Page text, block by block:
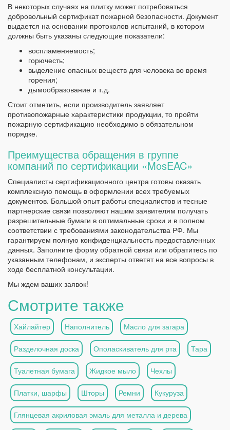
В некоторых случаях на плитку может потребоваться
добровольный сертификат пожарной безопасности. Документ
выдается на основании протоколов испытаний, в котором
должны быть указаны следующие показатели:
воспламеняемость;
горючесть;
выделение опасных веществ для человека во время
горения;
дымообразование и т.д.
Стоит отметить, если производитель заявляет
противопожарные характеристики продукции, то пройти
пожарную сертификацию необходимо в обязательном
порядке.
Преимущества обращения в группе
компаний по сертификации «MosEAC»
Специалисты сертификационного центра готовы оказать
комплексную помощь в оформлении всех требуемых
документов. Большой опыт работы специалистов и тесные
партнерские связи позволяют нашим заявителям получать
разрешительные бумаги в оптимальные сроки и в полном
соответствии с требованиями законодательства РФ. Мы
гарантируем полную конфиденциальность предоставленных
данных. Заполните форму обратной связи или обратитесь по
указанным телефонам, и эксперты ответят на все вопросы в
ходе бесплатной консультации.
Мы ждем ваших заявок!
Смотрите также
Хайлайтер Наполнитель Масло для загара
Разделочная доска Ополаскиватель для рта Тара
Туалетная бумага Жидкое мыло Чехлы
Платки, шарфы Шторы Ремни Кукуруза
Глянцевая акриловая эмаль для металла и дерева